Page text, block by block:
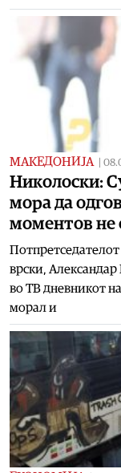
МАКЕДОНИЈА
Николоски:
мора да
моментов не
врски,
во ТВ дневникот
морал и